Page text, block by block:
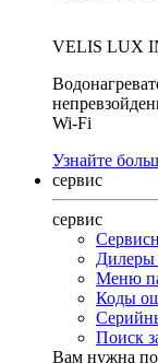
VELIS LUX
Wi-Fi
Узнайте
сервис
сервис
Дилеры
Меню
Коды
Поиск
Вам нужна